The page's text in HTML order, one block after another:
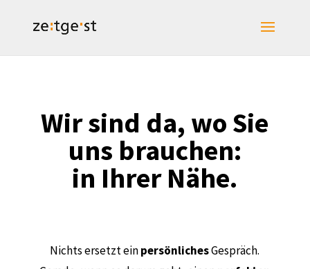
Wir sind da, wo Sie
uns brauchen:
in Ihrer Nähe.
Nichts ersetzt einpersönlichesGespräch.